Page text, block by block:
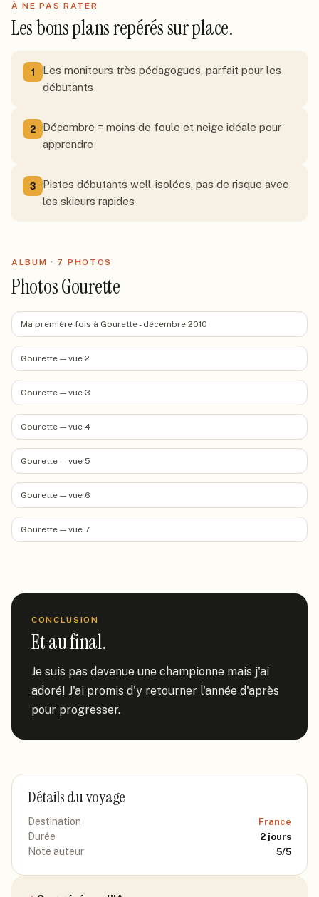
À NE PAS RATER
Les bons plans repérés sur place.
1
Les moniteurs très pédagogues, parfait pour les
débutants
2
Décembre = moins de foule et neige idéale pour
apprendre
3
Pistes débutants well-isolées, pas de risque avec
les skieurs rapides
ALBUM · 7 PHOTOS
Photos Gourette
Ma première fois à Gourette - décembre 2010
Gourette — vue 2
Gourette — vue 3
Gourette — vue 4
Gourette — vue 5
Gourette — vue 6
Gourette — vue 7
CONCLUSION
Et au final.
Je suis pas devenue une championne mais j'ai
adoré! J'ai promis d'y retourner l'année d'après
pour progresser.
Détails du voyage
Destination France
Durée 2 jours
Note auteur 5/5